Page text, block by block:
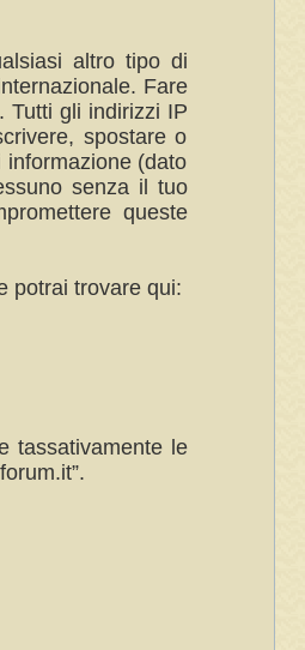
altro tipo di
Fare
Tutti gli indirizzi IP
spostare o
(dato
senza il tuo
queste
potrai trovare qui:
tassativamente le